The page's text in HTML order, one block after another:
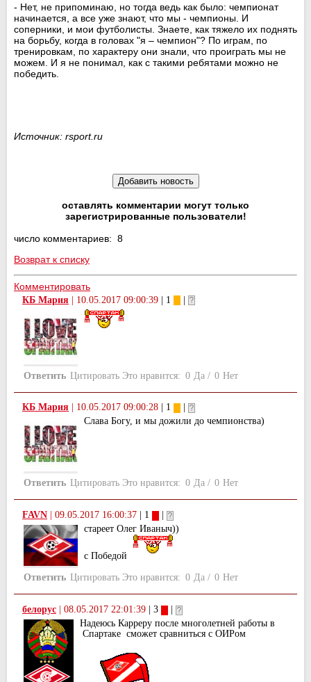
- Нет, не припоминаю, но тогда ведь как было: чемпионат
начинается, а все уже знают, что мы - чемпионы. И
соперники, и мои футболисты. Знаете, как тяжело их поднять
на борьбу, когда в головах "я – чемпион"? По играм, по
тренировкам, по характеру они знали, что проиграть мы не
можем. И я не понимал, как с такими ребятами можно не
победить.
Источник: rsport.ru
оставлять комментарии могут только
зарегистрированные пользователи!
число комментариев: 8
Возврат к списку
Комментировать
КБ Мария | 10.05.2017 09:00:39 | 1 |
Ответить Цитировать Это нравится: 0 Да / 0 Нет
КБ Мария 10.05.2017 09:00:28 | 1
Слава Богу, и мы дожили до чемпионства)
Ответить Цитировать Это нравится: 0 Да / 0 Нет
FAVN 09.05.2017 16:00:37 | 1
стареет Олег Иваныч))
с Победой
Ответить Цитировать Это нравится: 0 Да / 0 Нет
белорус 08.05.2017 22:01:39 | 3
Надеюсь Карреру после многолетней работы в
Спартаке сможет сравниться с ОИРом